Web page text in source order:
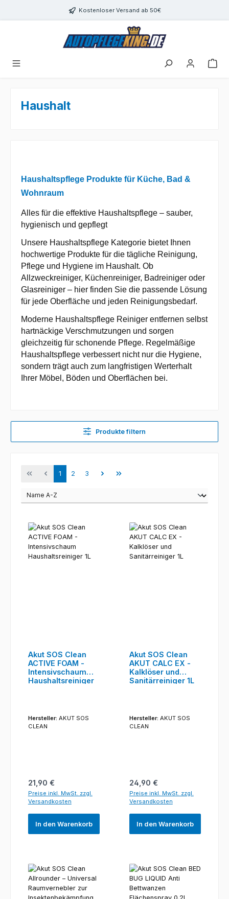
Zum Hauptinhalt springenKostenloser Versand ab 50€
Haushalt
Haushaltspflege Produkte für Küche, Bad &
Wohnraum
Alles für die effektive Haushaltspflege – sauber,
hygienisch und gepflegt
Unsere Haushaltspflege Kategorie bietet Ihnen
hochwertige Produkte für die tägliche Reinigung,
Pflege und Hygiene im Haushalt. Ob
Allzweckreiniger, Küchenreiniger, Badreiniger oder
Glasreiniger – hier finden Sie die passende Lösung
für jede Oberfläche und jeden Reinigungsbedarf.
Moderne Haushaltspflege Reiniger entfernen selbst
hartnäckige Verschmutzungen und sorgen
gleichzeitig für schonende Pflege. Regelmäßige
Haushaltspflege verbessert nicht nur die Hygiene,
sondern trägt auch zum langfristigen Werterhalt
Ihrer Möbel, Böden und Oberflächen bei.
Produkte filtern
Seite
1 Seite
2 Seite
3
Akut SOS Clean
ACTIVE FOAM -
Intensivschaum
Haushaltsreiniger
Hersteller: AKUT SOS
CLEAN
Regulärer Preis:
21,90 €
Preise inkl. MwSt. zzgl.
Versandkosten
In den Warenkorb
Akut SOS Clean
AKUT CALC EX -
Kalklöser und
Sanitärreiniger 1L
Hersteller: AKUT SOS
CLEAN
Regulärer Preis:
24,90 €
Preise inkl. MwSt. zzgl.
Versandkosten
In den Warenkorb